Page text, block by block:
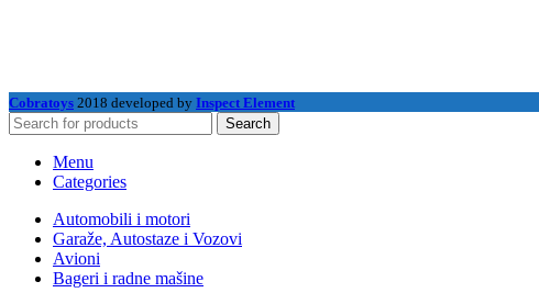
Cobratoys 2018 developed by Inspect Element
Search
Menu
Categories
Automobili i motori
Garaže, Autostaze i Vozovi
Avioni
Bageri i radne mašine